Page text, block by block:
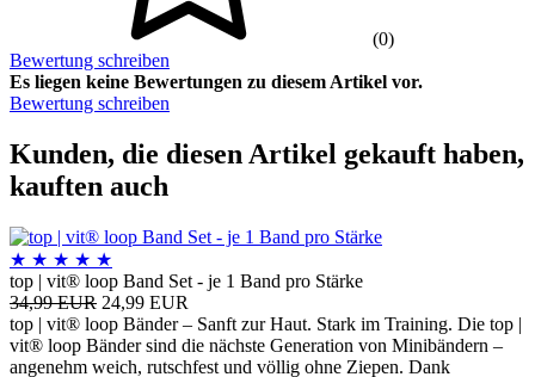
(0)
Bewertung schreiben
Es liegen keine Bewertungen zu diesem Artikel vor.
Bewertung schreiben
Kunden, die diesen Artikel gekauft haben,
kauften auch
★ ★ ★ ★ ★
top | vit® loop Band Set - je 1 Band pro Stärke
34,99 EUR 24,99 EUR
top | vit® loop Bänder – Sanft zur Haut. Stark im Training. Die top |
vit® loop Bänder sind die nächste Generation von Minibändern –
angenehm weich, rutschfest und völlig ohne Ziepen. Dank